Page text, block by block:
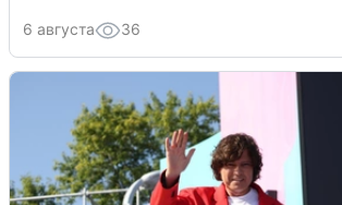
6 августа 36